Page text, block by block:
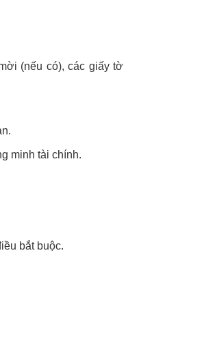
(nếu có), các giấy tờ
minh tài chính.
bắt buộc.